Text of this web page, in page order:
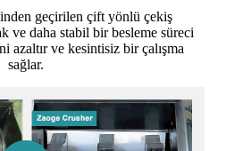
geçirilen çift yönlü çekiş
ve daha stabil bir besleme süreci
azaltır ve kesintisiz bir çalışma
sağlar.